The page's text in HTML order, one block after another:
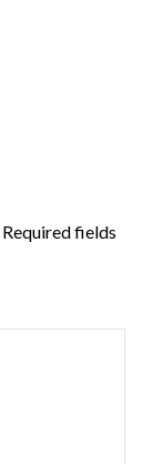
Required fields